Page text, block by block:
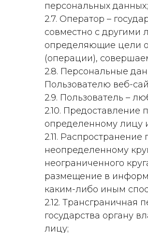
персональных данных;
2.7. Оператор –
совместно с другими
определяющие цели
(операции),
2.8. Персональные
Пользователю веб-
2.9. Пользователь –
2.10.
определенному лицу
2.11.
неопределенному
неограниченного
размещение в
каким-либо иным
2.12.
государства органу
лицу;